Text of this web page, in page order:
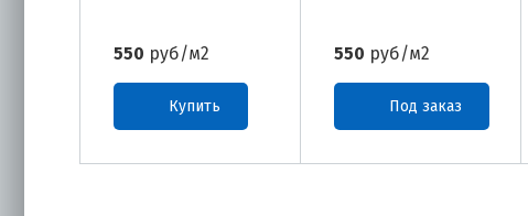
550 руб/м2
Купить
550 руб/м2
Под заказ